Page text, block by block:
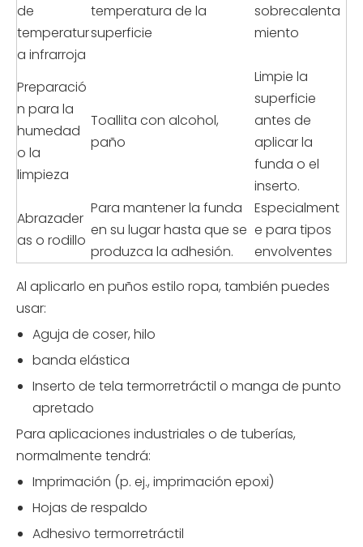
de
temperatur
a infrarroja
temperatura de la
superficie
sobrecalenta
miento
Preparació
n para la
humedad
o la
limpieza
Toallita con alcohol,
paño
Limpie la
superficie
antes de
aplicar la
funda o el
inserto.
Abrazader
as o rodillo
Para mantener la funda
en su lugar hasta que se
produzca la adhesión.
Especialment
e para tipos
envolventes
Al aplicarlo en puños estilo ropa, también puedes
usar:
Aguja de coser, hilo
banda elástica
Inserto de tela termorretráctil o manga de punto
apretado
Para aplicaciones industriales o de tuberías,
normalmente tendrá:
Imprimación (p. ej., imprimación epoxi)
Hojas de respaldo
Adhesivo termorretráctil